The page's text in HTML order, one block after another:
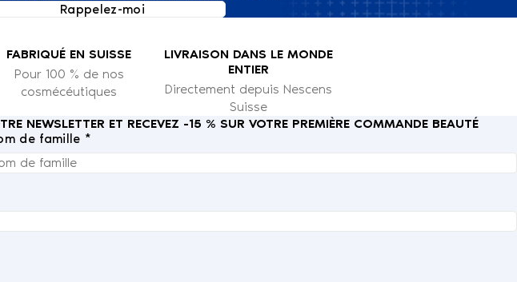
Rappelez-moi
FABRIQUÉ EN SUISSE
Pour 100 % de nos
cosmécéutiques
LIVRAISON DANS LE MONDE
ENTIER
Directement depuis Nescens
Suisse
NEWSLETTER ET RECEVEZ -15 % SUR VOTRE PREMIÈRE COMMANDE BEAUTÉ
de famille *